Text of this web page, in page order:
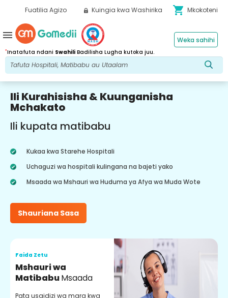
Fuatilia Agizo Kuingia kwa Washirika shopping_cart Mkokoteni
*Inatafuta ndani Swahili Badilisha Lugha kutoka juu.
Weka sahihi
menu
Ili Kurahisisha & Kuunganisha
Mchakato
Ili kupata matibabu
Kukaa kwa Starehe Hospitali
Uchaguzi wa hospitali kulingana na bajeti yako
Msaada wa Mshauri wa Huduma ya Afya wa Muda Wote
Shauriana Sasa
Faida Zetu
Mshauri wa
MatibabuMsaada
Pata usaidizi wa mara kwa